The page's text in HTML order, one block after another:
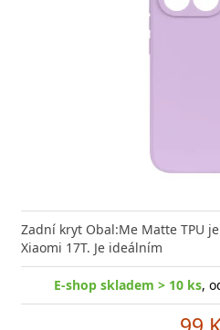
Zadní kryt Obal:Me Matte TPU
Xiaomi 17T. Je ideálním
E-shop skladem > 10 ks,
kvalitní GaN nabíječku s vysokým
Našli jste správně.
skladem > 10 ks, odešleme v